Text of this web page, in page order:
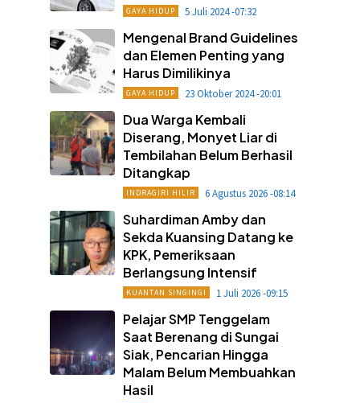
GAYA HIDUP 5 Juli 2024 -07:32
Mengenal Brand Guidelines
dan Elemen Penting yang
Harus Dimilikinya
GAYA HIDUP 23 Oktober 2024 -20:01
Dua Warga Kembali
Diserang, Monyet Liar di
Tembilahan Belum Berhasil
Ditangkap
INDRAGIRI HILIR 6 Agustus 2026 -08:14
Suhardiman Amby dan
Sekda Kuansing Datang ke
KPK, Pemeriksaan
Berlangsung Intensif
KUANTAN SINGINGI 1 Juli 2026 -09:15
Pelajar SMP Tenggelam
Saat Berenang di Sungai
Siak, Pencarian Hingga
Malam Belum Membuahkan
Hasil